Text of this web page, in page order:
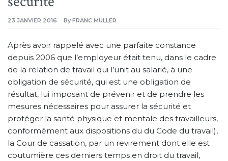
23 JANVIER 2016 By FRANC MULLER
Après avoir rappelé avec une parfaite constance
depuis 2006 que l’employeur était tenu, dans le cadre
de la relation de travail qui l’unit au salarié, à une
obligation de sécurité, qui est une obligation de
résultat, lui imposant de prévenir et de prendre les
mesures nécessaires pour assurer la sécurité et
protéger la santé physique et mentale des travailleurs,
conformément aux dispositions du du Code du travail),
la Cour de cassation, par un revirement dont elle est
coutumière ces derniers temps en droit du travail,